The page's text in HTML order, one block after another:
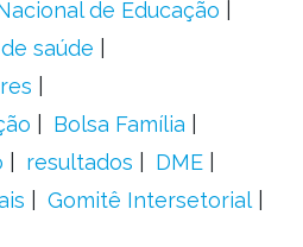
de Educação
saúde
Bolsa Família
resultados
DME
Gomitê Intersetorial